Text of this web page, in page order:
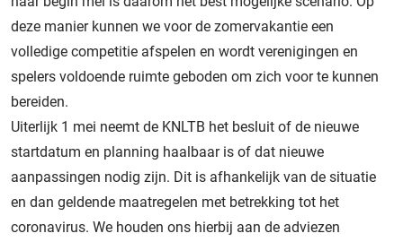
deze manier kunnen we voor de zomervakantie een
volledige competitie afspelen en wordt verenigingen en
spelers voldoende ruimte geboden om zich voor te kunnen
bereiden.
Uiterlijk 1 mei neemt de KNLTB het besluit of de nieuwe
startdatum en planning haalbaar is of dat nieuwe
aanpassingen nodig zijn. Dit is afhankelijk van de situatie
en dan geldende maatregelen met betrekking tot het
coronavirus. We houden ons hierbij aan de adviezen